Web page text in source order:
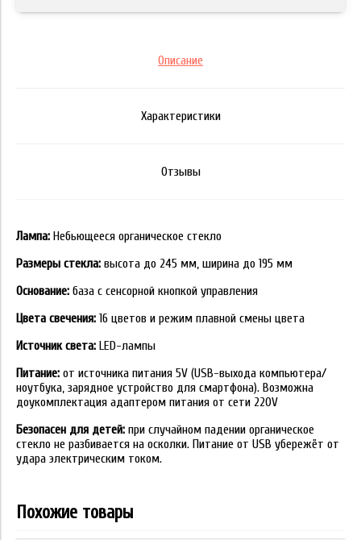
Описание
Характеристики
Отзывы
Лампа: Небьющееся органическое стекло
Размеры стекла: высота до 245 мм, ширина до 195 мм
Основание: база с сенсорной кнопкой управления
Цвета свечения: 16 цветов и режим плавной смены цвета
Источник света: LED-лампы
Питание: от источника питания 5V (USB-выхода компьютера/
ноутбука, зарядное устройство для смартфона). Возможна
доукомплектация адаптером питания от сети 220V
Безопасен для детей: при случайном падении органическое
стекло не разбивается на осколки. Питание от USB убережёт от
удара электрическим током.
Похожие товары